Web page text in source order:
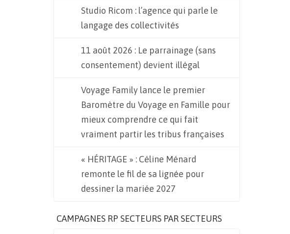
Studio Ricom : l’agence qui parle le
langage des collectivités
11 août 2026 : Le parrainage (sans
consentement) devient illégal
Voyage Family lance le premier
Baromètre du Voyage en Famille pour
mieux comprendre ce qui fait
vraiment partir les tribus françaises
« HÉRITAGE » : Céline Ménard
remonte le fil de sa lignée pour
dessiner la mariée 2027
CAMPAGNES RP SECTEURS PAR SECTEURS